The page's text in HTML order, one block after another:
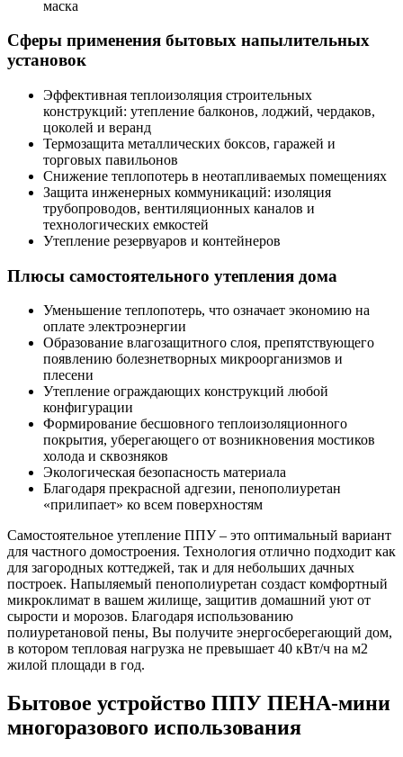
маска
Сферы применения бытовых напылительных
установок
Эффективная теплоизоляция строительных
конструкций: утепление балконов, лоджий, чердаков,
цоколей и веранд
Термозащита металлических боксов, гаражей и
торговых павильонов
Снижение теплопотерь в неотапливаемых помещениях
Защита инженерных коммуникаций: изоляция
трубопроводов, вентиляционных каналов и
технологических емкостей
Утепление резервуаров и контейнеров
Плюсы самостоятельного утепления дома
Уменьшение теплопотерь, что означает экономию на
оплате электроэнергии
Образование влагозащитного слоя, препятствующего
появлению болезнетворных микроорганизмов и
плесени
Утепление ограждающих конструкций любой
конфигурации
Формирование бесшовного теплоизоляционного
покрытия, уберегающего от возникновения мостиков
холода и сквозняков
Экологическая безопасность материала
Благодаря прекрасной адгезии, пенополиуретан
«прилипает» ко всем поверхностям
Самостоятельное утепление ППУ – это оптимальный вариант
для частного домостроения. Технология отлично подходит как
для загородных коттеджей, так и для небольших дачных
построек. Напыляемый пенополиуретан создаст комфортный
микроклимат в вашем жилище, защитив домашний уют от
сырости и морозов. Благодаря использованию
полиуретановой пены, Вы получите энергосберегающий дом,
в котором тепловая нагрузка не превышает 40 кВт/ч на м2
жилой площади в год.
Бытовое устройство ППУ ПЕНА-мини
многоразового использования